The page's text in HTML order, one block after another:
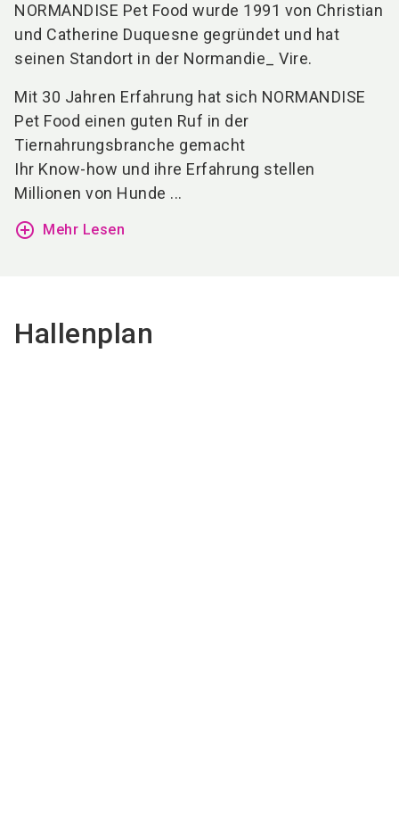
NORMANDISE Pet Food wurde 1991 von Christian
und Catherine Duquesne gegründet und hat
seinen Standort in der Normandie_ Vire.
Mit 30 Jahren Erfahrung hat sich NORMANDISE
Pet Food einen guten Ruf in der
Tiernahrungsbranche gemacht
Ihr Know-how und ihre Erfahrung stellen
Millionen von Hunde ...
add_circle_outline Mehr Lesen
Hallenplan